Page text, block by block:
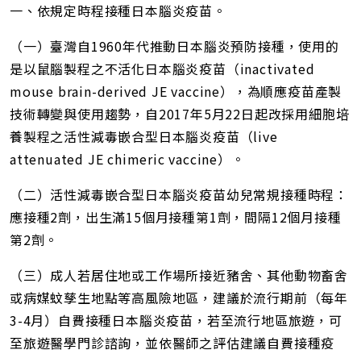
一、依規定時程接種日本腦炎疫苗。
（一）臺灣自1960年代推動日本腦炎預防接種，使用的
是以鼠腦製程之不活化日本腦炎疫苗（inactivated
mouse brain-derived JE vaccine），為順應疫苗產製
技術轉變與使用趨勢，自2017年5月22日起改採用細胞培
養製程之活性減毒嵌合型日本腦炎疫苗（live
attenuated JE chimeric vaccine）。
（二）活性減毒嵌合型日本腦炎疫苗幼兒常規接種時程：
應接種2劑，出生滿15個月接種第1劑，間隔12個月接種
第2劑。
（三）成人若居住地或工作場所接近豬舍、其他動物畜舍
或病媒蚊孳生地點等高風險地區，建議於流行期前（每年
3-4月）自費接種日本腦炎疫苗，若至流行地區旅遊，可
至旅遊醫學門診諮詢，並依醫師之評估建議自費接種疫